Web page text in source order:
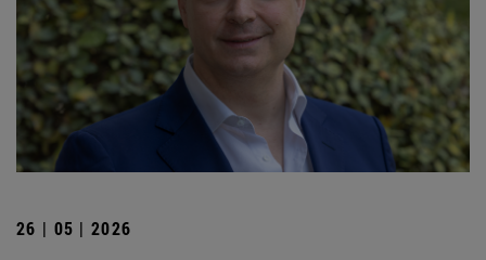
26 | 05 | 2026